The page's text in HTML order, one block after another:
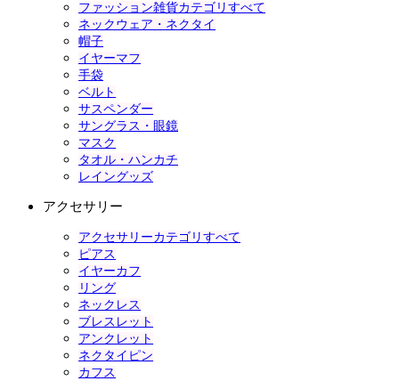
ファッション雑貨カテゴリすべて
ネックウェア・ネクタイ
帽子
イヤーマフ
手袋
ベルト
サスペンダー
サングラス・眼鏡
マスク
タオル・ハンカチ
レイングッズ
アクセサリー
アクセサリーカテゴリすべて
ピアス
イヤーカフ
リング
ネックレス
ブレスレット
アンクレット
ネクタイピン
カフス